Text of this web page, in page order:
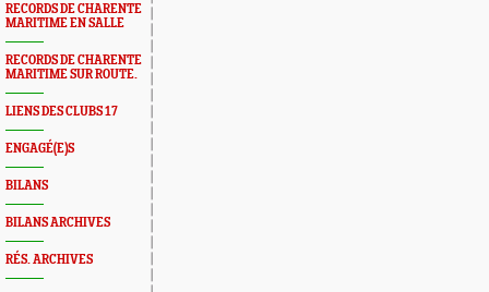
RECORDS DE CHARENTE
MARITIME EN SALLE
RECORDS DE CHARENTE
MARITIME SUR ROUTE.
LIENS DES CLUBS 17
ENGAGÉ(E)S
BILANS
BILANS ARCHIVES
RÉS. ARCHIVES